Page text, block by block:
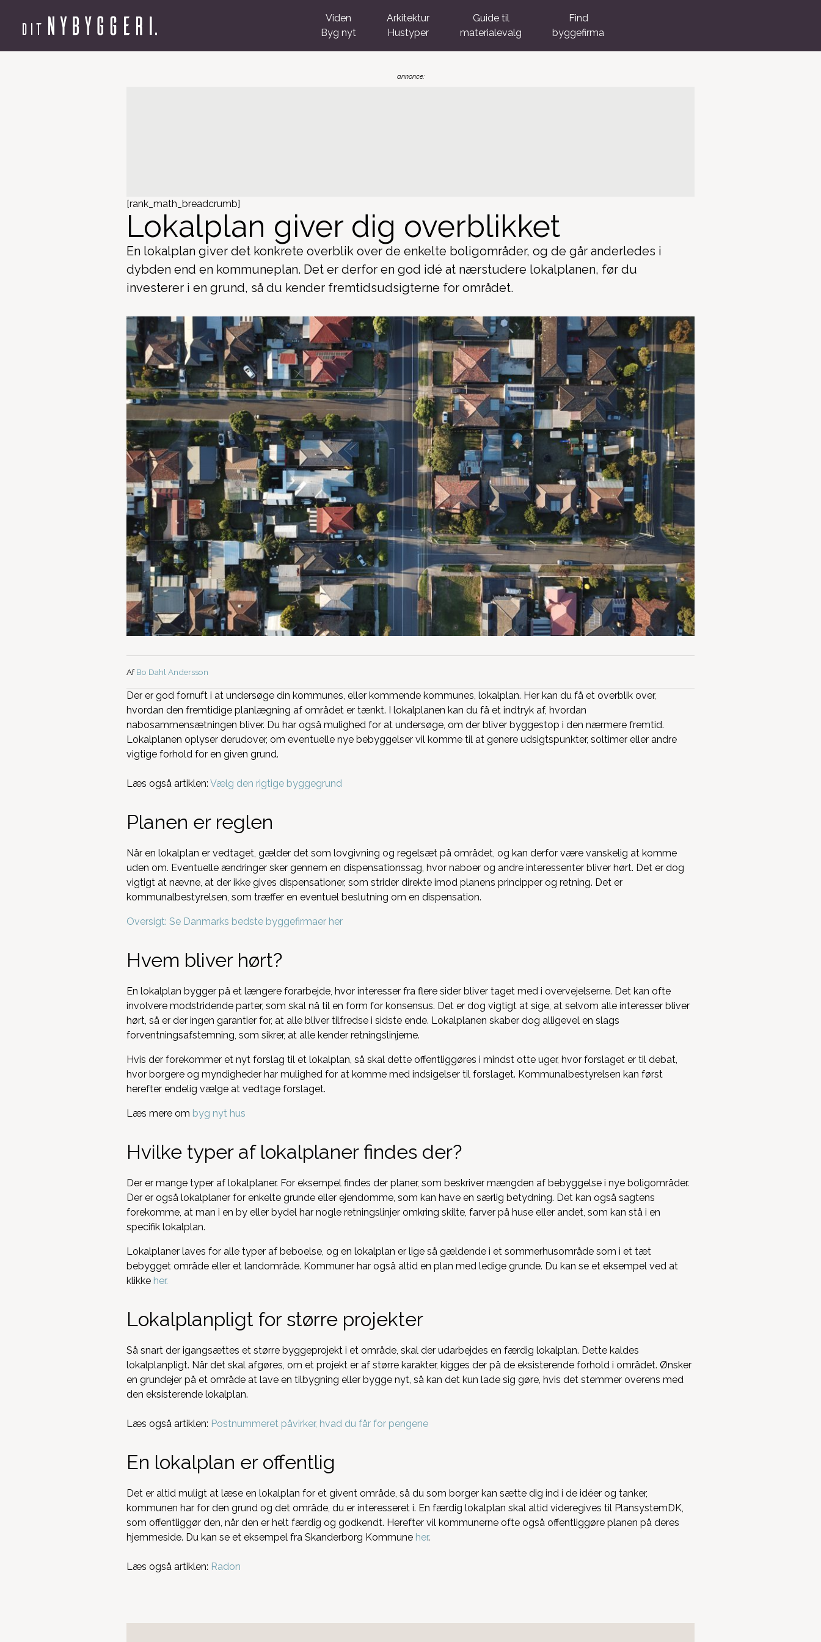
Viden
Byg nyt
Arkitektur
Hustyper
Guide til
materialevalg
Find
byggefirma
[rank_math_breadcrumb]
Lokalplan giver dig overblikket
En lokalplan giver det konkrete overblik over de enkelte boligområder, og de går anderledes i
dybden end en kommuneplan. Det er derfor en god idé at nærstudere lokalplanen, før du
investerer i en grund, så du kender fremtidsudsigterne for området.
AfBo Dahl Andersson
Der er god fornuft i at undersøge din kommunes, eller kommende kommunes, lokalplan. Her kan du få et overblik over,
hvordan den fremtidige planlægning af området er tænkt. I lokalplanen kan du få et indtryk af, hvordan
nabosammensætningen bliver. Du har også mulighed for at undersøge, om der bliver byggestop i den nærmere fremtid.
Lokalplanen oplyser derudover, om eventuelle nye bebyggelser vil komme til at genere udsigtspunkter, soltimer eller andre
vigtige forhold for en given grund.
Læs også artiklen: Vælg den rigtige byggegrund
Planen er reglen
Når en lokalplan er vedtaget, gælder det som lovgivning og regelsæt på området, og kan derfor være vanskelig at komme
uden om. Eventuelle ændringer sker gennem en dispensationssag, hvor naboer og andre interessenter bliver hørt. Det er dog
vigtigt at nævne, at der ikke gives dispensationer, som strider direkte imod planens principper og retning. Det er
kommunalbestyrelsen, som træffer en eventuel beslutning om en dispensation.
Oversigt: Se Danmarks bedste byggefirmaer her
Hvem bliver hørt?
En lokalplan bygger på et længere forarbejde, hvor interesser fra flere sider bliver taget med i overvejelserne. Det kan ofte
involvere modstridende parter, som skal nå til en form for konsensus. Det er dog vigtigt at sige, at selvom alle interesser bliver
hørt, så er der ingen garantier for, at alle bliver tilfredse i sidste ende. Lokalplanen skaber dog alligevel en slags
forventningsafstemning, som sikrer, at alle kender retningslinjerne.
Hvis der forekommer et nyt forslag til et lokalplan, så skal dette offentliggøres i mindst otte uger, hvor forslaget er til debat,
hvor borgere og myndigheder har mulighed for at komme med indsigelser til forslaget. Kommunalbestyrelsen kan først
herefter endelig vælge at vedtage forslaget.
Læs mere om byg nyt hus
Hvilke typer af lokalplaner findes der?
Der er mange typer af lokalplaner. For eksempel findes der planer, som beskriver mængden af bebyggelse i nye boligområder.
Der er også lokalplaner for enkelte grunde eller ejendomme, som kan have en særlig betydning. Det kan også sagtens
forekomme, at man i en by eller bydel har nogle retningslinjer omkring skilte, farver på huse eller andet, som kan stå i en
specifik lokalplan.
Lokalplaner laves for alle typer af beboelse, og en lokalplan er lige så gældende i et sommerhusområde som i et tæt
bebygget område eller et landområde. Kommuner har også altid en plan med ledige grunde. Du kan se et eksempel ved at
klikke her.
Lokalplanpligt for større projekter
Så snart der igangsættes et større byggeprojekt i et område, skal der udarbejdes en færdig lokalplan. Dette kaldes
lokalplanpligt. Når det skal afgøres, om et projekt er af større karakter, kigges der på de eksisterende forhold i området. Ønsker
en grundejer på et område at lave en tilbygning eller bygge nyt, så kan det kun lade sig gøre, hvis det stemmer overens med
den eksisterende lokalplan.
Læs også artiklen: Postnummeret påvirker, hvad du får for pengene
En lokalplan er offentlig
Det er altid muligt at læse en lokalplan for et givent område, så du som borger kan sætte dig ind i de idéer og tanker,
kommunen har for den grund og det område, du er interesseret i. En færdig lokalplan skal altid videregives til PlansystemDK,
som offentliggør den, når den er helt færdig og godkendt. Herefter vil kommunerne ofte også offentliggøre planen på deres
hjemmeside. Du kan se et eksempel fra Skanderborg Kommune her.
Læs også artiklen: Radon